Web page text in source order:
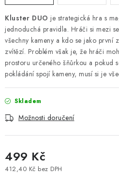
Kalendář akcí Bohemian Games 🎉
Kde koupit hry Bohemian Games
Provizní systém
Kluster DUO je strategická hra s
jednoduchá pravidla. Hráči si mezi
všechny kameny a kdo se jako první
zvítězí. Problém však je, že hráči
prostoru určeného šňůrkou a pokud
pokládání spojí kameny, musí si je
Skladem
Možnosti doručení
499 Kč
412,40 Kč bez DPH